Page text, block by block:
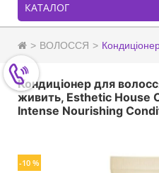
КАТАЛОГ
ВОЛОССЯ
Кондиціонер для
живить, Esthetic House
Intense Nourishing
-10 %